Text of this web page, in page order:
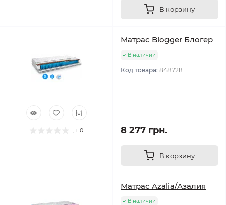
В корзину
0
Матрас Blogger Блогер
В наличии
Код товара: 848728
8 277 грн.
В корзину
Матрас Azalia/Азалия
В наличии